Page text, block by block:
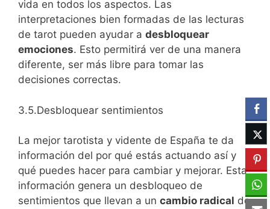
vida en todos los aspectos. Las
interpretaciones bien formadas de las lecturas
de tarot pueden ayudar a desbloquear
emociones. Esto permitirá ver de una manera
diferente, ser más libre para tomar las
decisiones correctas.
3.5.Desbloquear sentimientos
La mejor tarotista y vidente de España te da
información del por qué estás actuando así y
qué puedes hacer para cambiar y mejorar. Esta
información genera un desbloqueo de
sentimientos que llevan a un cambio radical de